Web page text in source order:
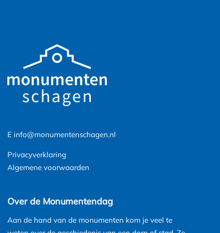
E info@monumentenschagen.nl
Privacyverklaring
Algemene voorwaarden
Over de Monumentendag
Aan de hand van de monumenten kom je veel te